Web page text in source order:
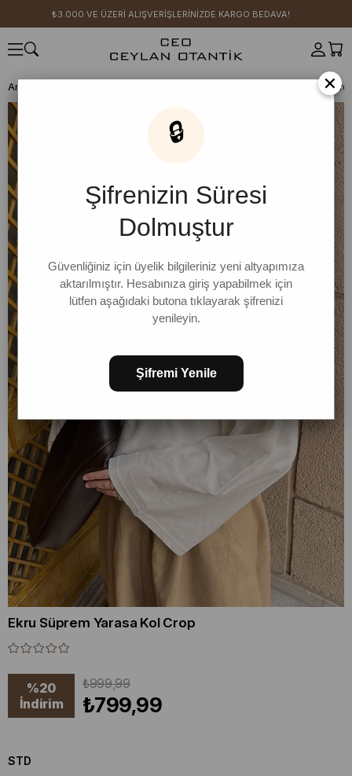
₺3.000 VE ÜZERİ ALIŞVERİŞLERİNİZDE KARGO BEDAVA!
Anasayfa Ekru Süprem Yarasa Kol
Ekru Süprem Yarasa Kol Crop
%20
İndirim
₺999,99
₺799,99
STD
×
🔒
Şifrenizin Süresi
Dolmuştur
Güvenliğiniz için üyelik bilgileriniz yeni altyapımıza
aktarılmıştır. Hesabınıza giriş yapabilmek için
lütfen aşağıdaki butona tıklayarak şifrenizi
yenileyin.
Şifremi Yenile